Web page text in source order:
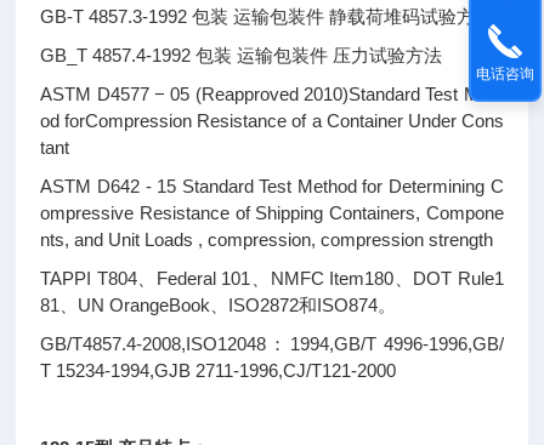
GB-T 4857.3-1992 包装 运输包装件 静载荷堆码试验方法
GB_T 4857.4-1992 包装 运输包装件 压力试验方法
ASTM D4577 − 05 (Reapproved 2010)Standard Test Meth
od forCompression Resistance of a Container Under Cons
tant
ASTM D642 - 15 Standard Test Method for Determining C
ompressive Resistance of Shipping Containers, Compone
nts, and Unit Loads , compression, compression strength
TAPPI T804、Federal 101、NMFC Item180、DOT Rule1
81、UN OrangeBook、ISO2872和ISO874。
GB/T4857.4-2008,ISO12048：1994,GB/T 4996-1996,GB/
T 15234-1994,GJB 2711-1996,CJ/T121-2000
电话咨询